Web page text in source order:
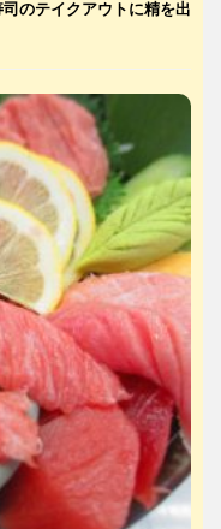
のテイクアウトに精を出